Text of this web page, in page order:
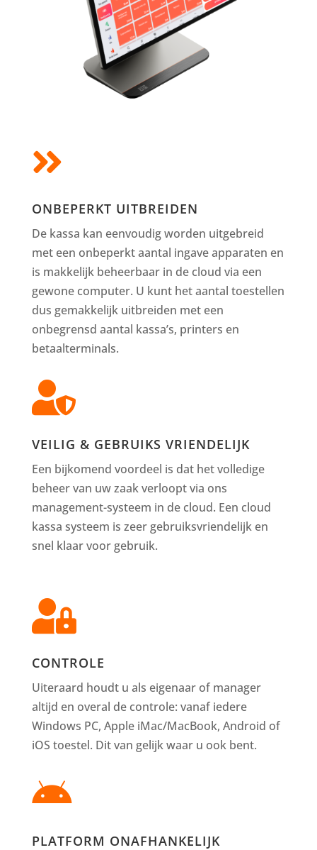

ONBEPERKT UITBREIDEN
De kassa kan eenvoudig worden uitgebreid
met een onbeperkt aantal ingave apparaten en
is makkelijk beheerbaar in de cloud via een
gewone computer. U kunt het aantal toestellen
dus gemakkelijk uitbreiden met een
onbegrensd aantal kassa’s, printers en
betaalterminals.

VEILIG & GEBRUIKS VRIENDELIJK
Een bijkomend voordeel is dat het volledige
beheer van uw zaak verloopt via ons
management-systeem in de cloud. Een cloud
kassa systeem is zeer gebruiksvriendelijk en
snel klaar voor gebruik.

CONTROLE
Uiteraard houdt u als eigenaar of manager
altijd en overal de controle: vanaf iedere
Windows PC, Apple iMac/MacBook, Android of
iOS toestel. Dit van gelijk waar u ook bent.

PLATFORM ONAFHANKELIJK